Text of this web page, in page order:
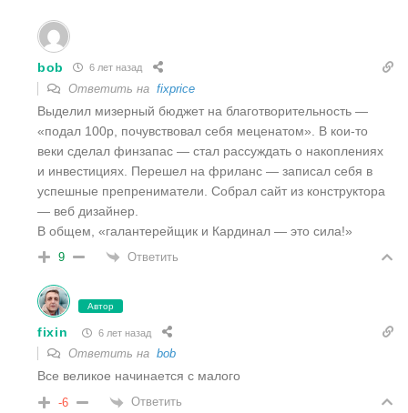
bob 6 лет назад
Ответить на fixprice
Выделил мизерный бюджет на благотворительность —
«подал 100р, почувствовал себя меценатом». В кои-то
веки сделал финзапас — стал рассуждать о накоплениях
и инвестициях. Перешел на фриланс — записал себя в
успешные препрениматели. Собрал сайт из конструктора
— веб дизайнер.
В общем, «галантерейщик и Кардинал — это сила!»
9 Ответить
Автор
fixin 6 лет назад
Ответить на bob
Все великое начинается с малого
-6 Ответить